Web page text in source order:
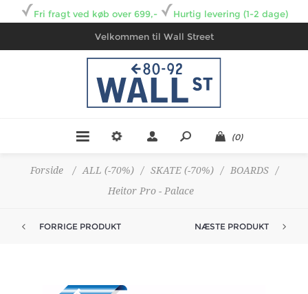
Fri fragt ved køb over 699,- Hurtig levering (1-2 dage)
Velkommen til Wall Street
(0)
Forside / ALL (-70%) / SKATE (-70%) / BOARDS
/
Heitor Pro - Palace
FORRIGE PRODUKT NÆSTE PRODUKT